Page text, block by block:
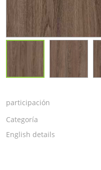
participación
Categoría
English details